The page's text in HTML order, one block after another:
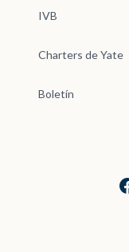
IVB
Charters de Yate
Boletín